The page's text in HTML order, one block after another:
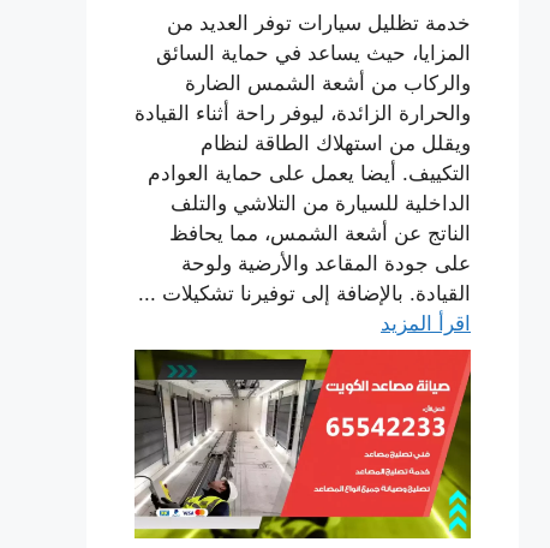
خدمة تظليل سيارات توفر العديد من
المزايا، حيث يساعد في حماية السائق
والركاب من أشعة الشمس الضارة
والحرارة الزائدة، ليوفر راحة أثناء القيادة
ويقلل من استهلاك الطاقة لنظام
التكييف. أيضا يعمل على حماية العوادم
الداخلية للسيارة من التلاشي والتلف
الناتج عن أشعة الشمس، مما يحافظ
على جودة المقاعد والأرضية ولوحة
القيادة. بالإضافة إلى توفيرنا تشكيلات ...
اقرأ المزيد